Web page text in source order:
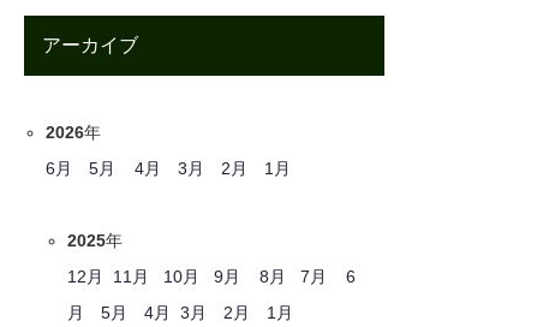
アーカイブ
2026年
6月
5月 4月 3月 2月 1月
2025年
12月
11月 10月 9月 8月 7月
6
月
5月 4月 3月 2月 1月